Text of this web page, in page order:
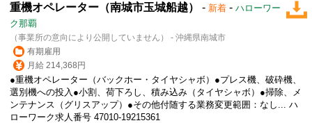
重機オペレーター（南城市玉城船越） - 新着 - ハローワー
ク那覇
（事業所の意向により公開していません） - 沖縄県南城市
有期雇用
月給 214,368円
●重機オペレーター（バックホー・タイヤシャボ）●プレス機、破砕機、
選別機への投入●小割、荷下ろし、積み込み（タイヤシャボ）●掃除、メ
ンテナンス（グリスアップ）●その他付随する業務変更範囲：なし... ハ
ローワーク求人番号 47010-19215361